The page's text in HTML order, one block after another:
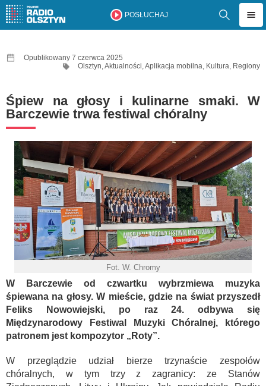
POSŁUCHAJ
Opublikowany 7 czerwca 2025
Olsztyn,Aktualności,Aplikacja mobilna, Kultura, Regiony
Śpiew na głosy i kulinarne smaki. W
Barczewie trwa festiwal chóralny
Fot. W. Chromy
W Barczewie od czwartku wybrzmiewa muzyka
śpiewana na głosy. W mieście, gdzie na świat przyszedł
Feliks Nowowiejski, po raz 24. odbywa się
Międzynarodowy Festiwal Muzyki Chóralnej, którego
patronem jest kompozytor „Roty”.
W przeglądzie udział bierze trzynaście zespołów
chóralnych, w tym trzy z zagranicy: ze Stanów